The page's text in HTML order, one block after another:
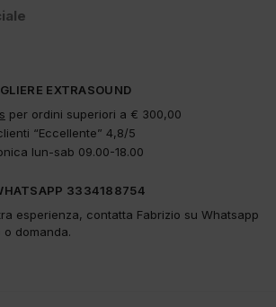
EXTRASOUND
per ordini superiori a € 300,00
“Eccellente” 4,8/5
lun-sab 09.00-18.00
3334188754
esperienza, contatta Fabrizio su Whatsapp
domanda.